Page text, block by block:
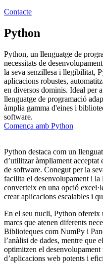
Contacte
Python
Python, un llenguatge de
necessitats de
la seva senzillesa i llegibilitat,
aplicacions robustes,
en diversos dominis. Ideal per
llenguatge de programació
àmplia gamma d'eines i
software.
Comença amb Python
Python destaca com un
d’utilitzar àmpliament acceptat
de software. Conegut per la
facilita el desenvolupament i
converteix en una opció
crear aplicacions escalables i
En el seu nucli, Python ofereix
marcs que atenen diferents
Biblioteques com NumPy i
l’anàlisi de dades, mentre que
optimitzen el
d’aplicacions web potents i